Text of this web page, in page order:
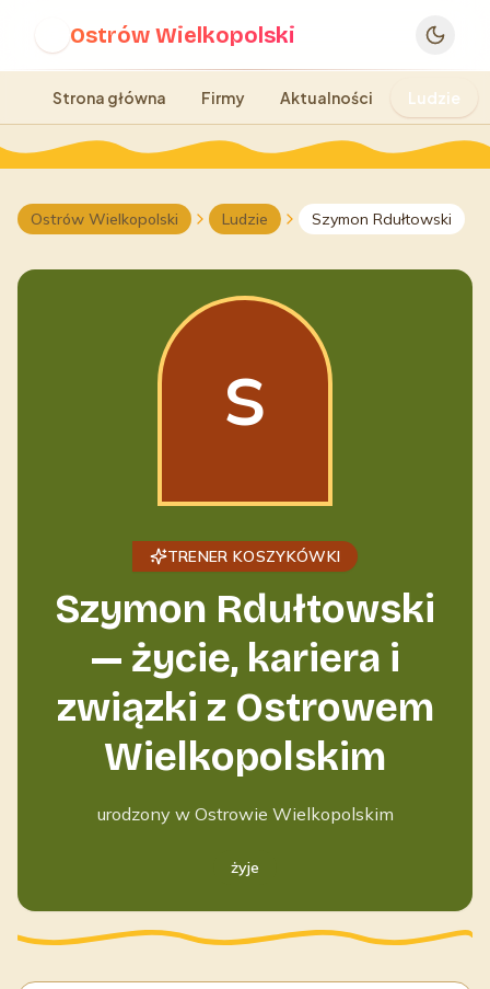
Ostrów Wielkopolski
Strona główna Firmy Aktualności Ludzie
Ostrów Wielkopolski Ludzie Szymon Rdułtowski
S
TRENER KOSZYKÓWKI
Szymon Rdułtowski
— życie, kariera i
związki z Ostrowem
Wielkopolskim
urodzony w Ostrowie Wielkopolskim
żyje